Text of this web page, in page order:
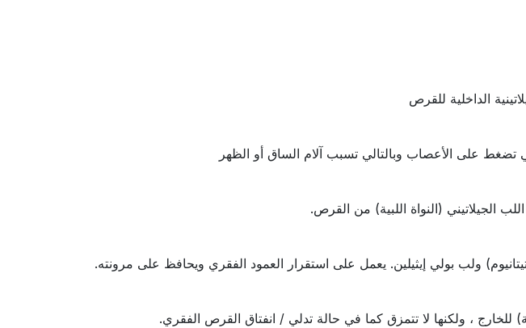
الداخلية للقرص
تضغط على الأعصاب وبالتالي تسبب آلام الساق أو الظهر
الجيلاتيني (النواة اللبية) من القرص.
ولب بولي إيثيلين. يعمل على استقرار العمود الفقري ويحافظ على مرونته.
للخارج ، ولكنها لا تتمزق كما في حالة تدلي / انفتاق القرص الفقري.